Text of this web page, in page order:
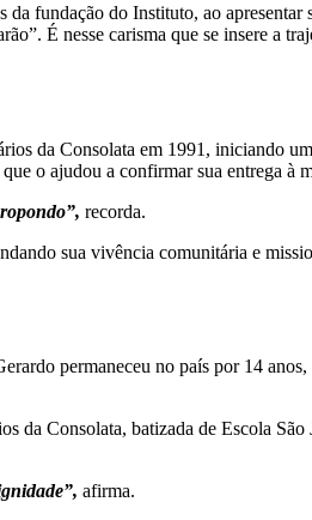
fundação do Instituto, ao apresentar
É nesse carisma que se insere a
da Consolata em 1991, iniciando
o ajudou a confirmar sua entrega à
recorda.
sua vivência comunitária e
permaneceu no país por 14
da Consolata, batizada de Escola
afirma.